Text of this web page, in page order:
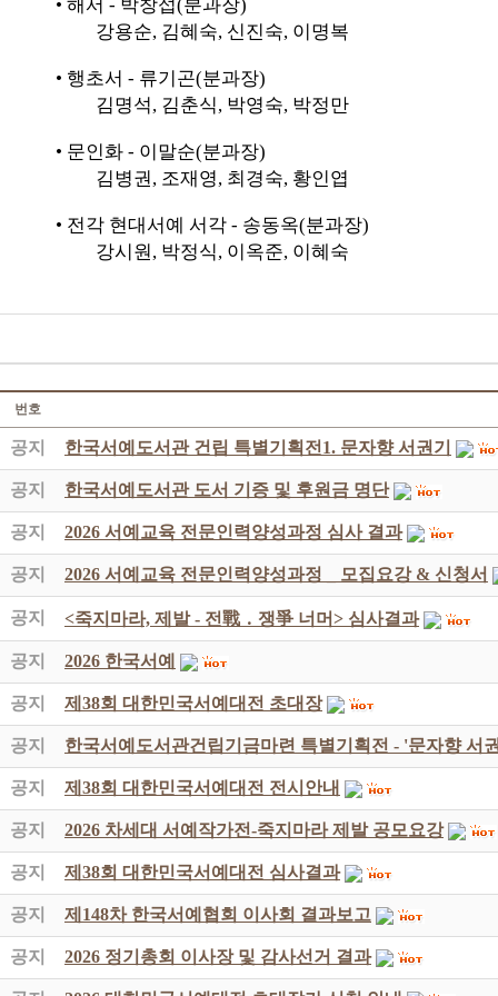
• 해서 - 박창섭(분과장)
강용순, 김혜숙, 신진숙, 이명복
• 행초서 - 류기곤(분과장)
김명석, 김춘식, 박영숙, 박정만
• 문인화 - 이말순(분과장)
김병권, 조재영, 최경숙, 황인엽
• 전각 현대서예 서각 - 송동옥(분과장)
강시원, 박정식, 이옥준, 이혜숙
번호
공지 한국서예도서관 건립 특별기획전1. 문자향 서권기
공지 한국서예도서관 도서 기증 및 후원금 명단
공지 2026 서예교육 전문인력양성과정 심사 결과
공지 2026 서예교육 전문인력양성과정 _ 모집요강 & 신청서
공지 <죽지마라, 제발 - 전戰 ․ 쟁爭 너머> 심사결과
공지 2026 한국서예
공지 제38회 대한민국서예대전 초대장
공지 한국서예도서관건립기금마련 특별기획전 - '문자향 서
공지 제38회 대한민국서예대전 전시안내
공지 2026 차세대 서예작가전-죽지마라 제발 공모요강
공지 제38회 대한민국서예대전 심사결과
공지 제148차 한국서예협회 이사회 결과보고
공지 2026 정기총회 이사장 및 감사선거 결과